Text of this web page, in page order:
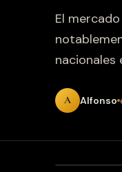
El
nacionales
A Alfonso